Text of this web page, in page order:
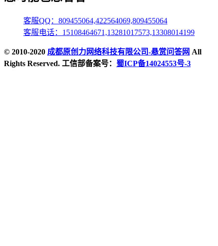
客服QQ：809455064,422564069,809455064
客服电话：15108464671,13281017573,13308014199
© 2010-2020 成都原创力网络科技有限公司-悬赏问答网 All
Rights Reserved. 工信部备案号： 蜀ICP备14024553号-3